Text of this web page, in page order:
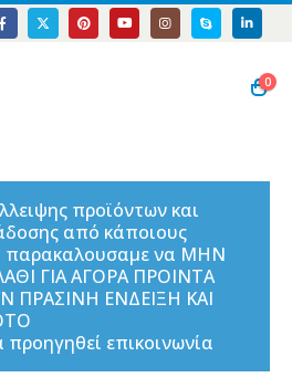
0
προϊόντων και
από κάποιους
παρακαλουσαμε να ΜΗΝ
ΓΙΑ ΑΓΟΡΑ ΠΡΟΙΝΤΑ
ΠΡΑΣΙΝΗ ΕΝΔΕΙΞΗ ΚΑΙ
επικοινωνία